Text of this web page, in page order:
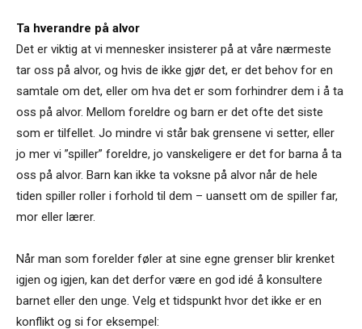
Ta hverandre på alvor
Det er viktig at vi mennesker insisterer på at våre nærmeste
tar oss på alvor, og hvis de ikke gjør det, er det behov for en
samtale om det, eller om hva det er som forhindrer dem i å ta
oss på alvor. Mellom foreldre og barn er det ofte det siste
som er tilfellet. Jo mindre vi står bak grensene vi setter, eller
jo mer vi ”spiller” foreldre, jo vanskeligere er det for barna å ta
oss på alvor. Barn kan ikke ta voksne på alvor når de hele
tiden spiller roller i forhold til dem – uansett om de spiller far,
mor eller lærer.
Når man som forelder føler at sine egne grenser blir krenket
igjen og igjen, kan det derfor være en god idé å konsultere
barnet eller den unge. Velg et tidspunkt hvor det ikke er en
konflikt og si for eksempel: